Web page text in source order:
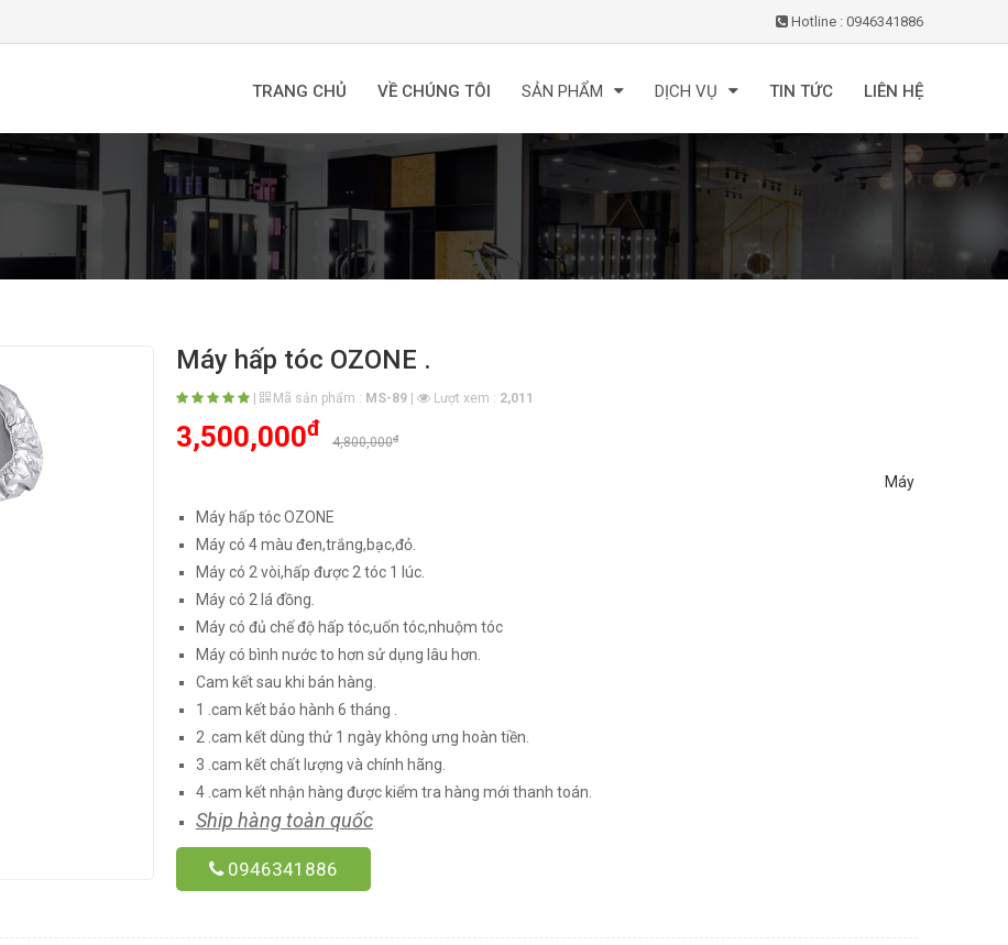
Hotline : 0946341886
TRANG CHỦ VỀ CHÚNG TÔI SẢN PHẨM DỊCH VỤ TIN TỨC LIÊN HỆ
Máy hấp tóc OZONE .
Mã sản phẩm : MS-89 Lượt xem : 2,011
3,500,000đ
4,800,000đ
Máy
Máy hấp tóc OZONE
Máy có 4 màu đen,trắng,bạc,đỏ.
Máy có 2 vòi,hấp được 2 tóc 1 lúc.
Máy có 2 lá đồng.
Máy có đủ chế độ hấp tóc,uốn tóc,nhuộm tóc
Máy có bình nước to hơn sử dụng lâu hơn.
Cam kết sau khi bán hàng.
1 .cam kết bảo hành 6 tháng .
2 .cam kết dùng thử 1 ngày không ưng hoàn tiền.
3 .cam kết chất lượng và chính hãng.
4 .cam kết nhận hàng được kiểm tra hàng mới thanh toán.
Ship hàng toàn quốc
0946341886